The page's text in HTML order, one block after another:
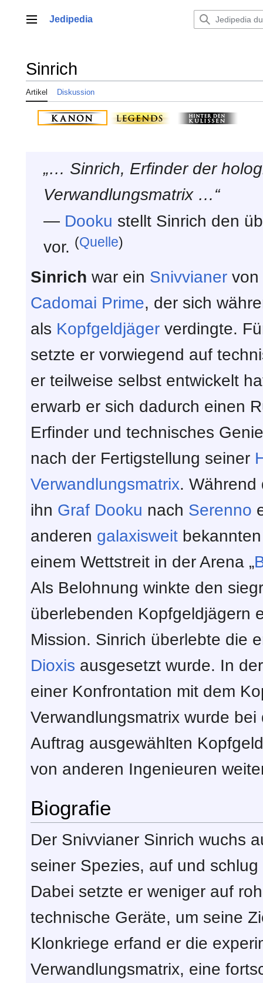
springenHauptmenü
Jedipedia
Sinrich
Artikel Diskussion
„… Sinrich, Erfinder der
Verwandlungsmatrix …“
— Dooku stellt Sinrich den
vor. (Quelle)
Sinrich war ein Snivvianer
Cadomai Prime, der sich
als Kopfgeldjäger verdingte.
setzte er vorwiegend auf
er teilweise selbst entwickelt
erwarb er sich dadurch einen
Erfinder und technisches
nach der Fertigstellung seiner
Verwandlungsmatrix. Während
ihn Graf Dooku nach Serenno
anderen galaxisweit
einem Wettstreit in der Arena „
Als Belohnung winkte den
überlebenden Kopfgeldjägern
Mission. Sinrich überlebte die
Dioxis ausgesetzt wurde. In
einer Konfrontation mit dem
Verwandlungsmatrix wurde
Auftrag ausgewählten
von anderen Ingenieuren
Biografie
Der Snivvianer Sinrich wuchs
seiner Spezies, auf und
Dabei setzte er weniger auf
technische Geräte, um seine
Klonkriege erfand er die
Verwandlungsmatrix, eine